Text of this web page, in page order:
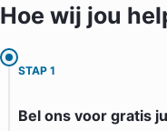
Hoe wij jou
STAP 1
Bel ons voor gratis